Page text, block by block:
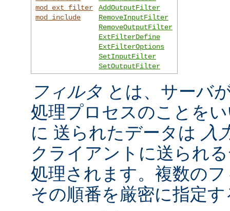
mod_ext_filter
mod_include
AddOutputFilter
RemoveInputFilter
RemoveOutputFilter
ExtFilterDefine
ExtFilterOptions
SetInputFilter
SetOutputFilter
フィルタ とは、サーバ
処理プロセスのことを
に 送られたデータは 入
クライアントに送られ
処理されます。複数の
その順番を厳密に指定